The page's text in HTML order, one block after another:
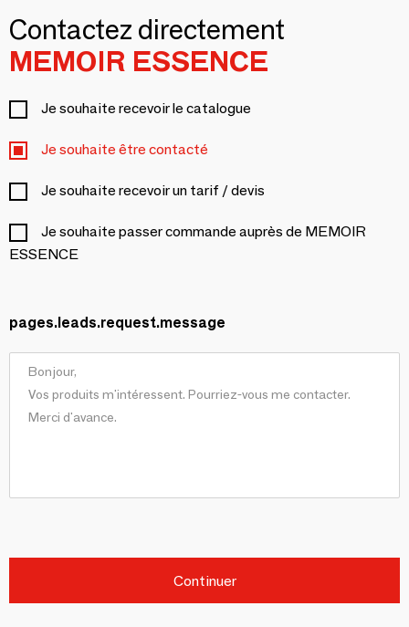
Contactez directement
MEMOIR ESSENCE
Je souhaite recevoir le catalogue
Je souhaite être contacté
Je souhaite recevoir un tarif / devis
Je souhaite passer commande auprès de MEMOIR
ESSENCE
pages.leads.request.message
Continuer